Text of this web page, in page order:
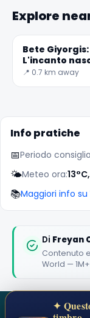
Explore
Bete Giyorgis:
L'incanto
di Lalibela
📍 0.7 km away
Info pratiche
📅Periodo
🌤️Meteo ora:
📚Maggiori info su
Di Freyan
Contenuto
World —
🏆 #1
★★★★★
1,000,000+
✦